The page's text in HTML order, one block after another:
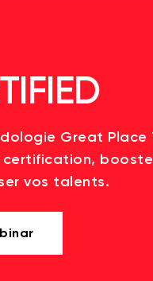
Great Place
vos talents.